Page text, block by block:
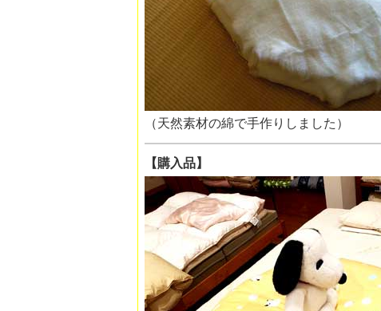
（天然素材の綿で手作
【購入品】